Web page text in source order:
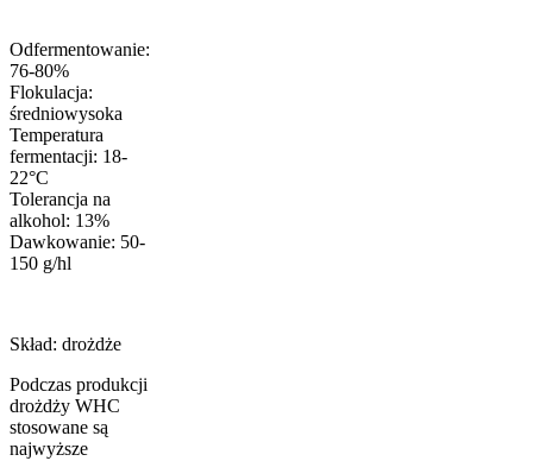
Odfermentowanie:
76-80%
Flokulacja:
średniowysoka
Temperatura
fermentacji: 18-
22°C
Tolerancja na
alkohol: 13%
Dawkowanie: 50-
150 g/hl
Skład: drożdże
Podczas produkcji
drożdży WHC
stosowane są
najwyższe